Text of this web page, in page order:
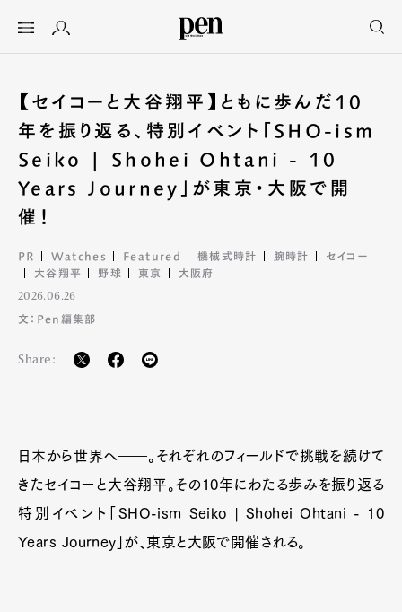
【セイコーと大谷翔平】ともに歩んだ10
年を振り返る、特別イベント「SHO-ism
Seiko | Shohei Ohtani - 10
Years Journey」が東京・大阪で開
催！
PR Watches Featured 機械式時計 腕時計
セイコー
大谷翔平
野球 東京 大阪府
2026.06.26
文：Pen編集部
Share:
日本から世界へ――。それぞれのフィールドで挑戦を続けて
きたセイコーと大谷翔平。その10年にわたる歩みを振り返る
特別イベント「SHO-ism Seiko | Shohei Ohtani - 10
Years Journey」が、東京と大阪で開催される。